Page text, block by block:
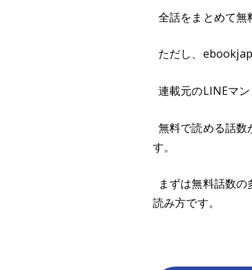
全話をまとめて無
ただし、
連載元のLINEマ
無料で読める話
す。
まずは無料話数
読み方です。